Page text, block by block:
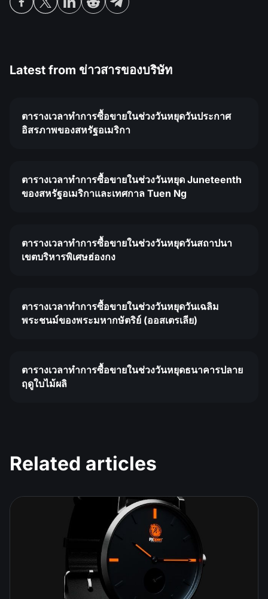
Latest from ข่าวสารของบริษัท
ตารางเวลาทำการซื้อขายในช่วงวันหยุดวันประกาศ
อิสรภาพของสหรัฐอเมริกา
ตารางเวลาทำการซื้อขายในช่วงวันหยุด Juneteenth
ของสหรัฐอเมริกาและเทศกาล Tuen Ng
ตารางเวลาทำการซื้อขายในช่วงวันหยุดวันสถาปนา
เขตบริหารพิเศษฮ่องกง
ตารางเวลาทำการซื้อขายในช่วงวันหยุดวันเฉลิม
พระชนม์ของพระมหากษัตริย์ (ออสเตรเลีย)
ตารางเวลาทำการซื้อขายในช่วงวันหยุดธนาคารปลาย
ฤดูใบไม้ผลิ
Related articles